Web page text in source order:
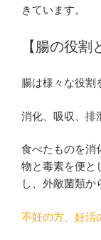
きています。
【腸の役割
腸は様々な役割
消化、吸収、排
食べたものを消
物と毒素を便と
し、外敵菌類か
不妊の方、妊活